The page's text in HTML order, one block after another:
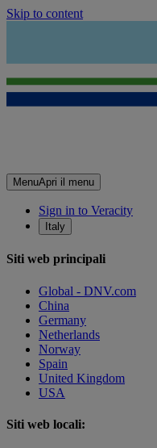
Skip to content
MenuApri il menu
Sign in to Veracity
Italy
Siti web principali
Global - DNV.com
China
Germany
Netherlands
Norway
Spain
United Kingdom
USA
Siti web locali: